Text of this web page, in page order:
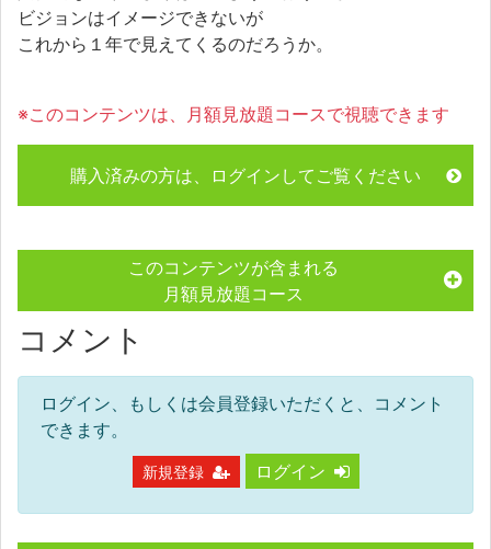
ビジョンはイメージできないが
これから１年で見えてくるのだろうか。
※このコンテンツは、月額見放題コースで視聴できます
購入済みの方は、ログインしてご覧ください
このコンテンツが含まれる
月額見放題コース
コメント
ログイン、もしくは会員登録いただくと、コメント
できます。
新規登録 ログイン